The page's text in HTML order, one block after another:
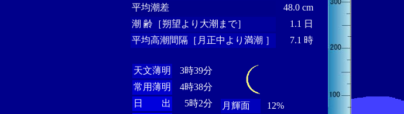
平均潮差
48.0 cm
潮 齢［朔望より大潮まで］
1.1 日
平均高潮間隔［月正中より満潮 ］
7.1 時
天文薄明
3時39分
常用薄明
4時38分
日 出
5時2分
月輝面
12%